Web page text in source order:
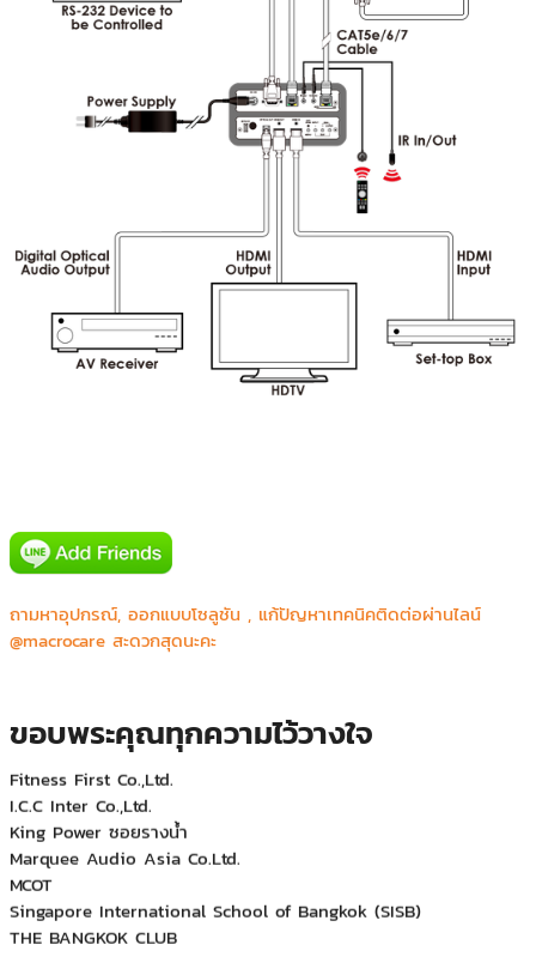
ถามหาอุปกรณ์, ออกแบบโซลูชัน , แก้ปัญหาเทคนิคติดต่อผ่านไลน์
@macrocare สะดวกสุดนะคะ
ขอบพระคุณทุกความไว้วางใจ
บริษัท ไทยประกันชีวิต จำกัด (บางใหญ่,บางบัวทอง)
AP Property
AstraZeneca
BUZZ VIPHAVADI
Celestica (Thailand) Ltd.
F.E.S.Co.,Ltd.
Fitness First Co.,Ltd.
I.C.C Inter Co.,Ltd.
King Power ซอยรางน้ำ
Marquee Audio Asia Co.Ltd.
MCOT
Singapore International School of Bangkok (SISB)
THE BANGKOK CLUB
Toyota Lampang